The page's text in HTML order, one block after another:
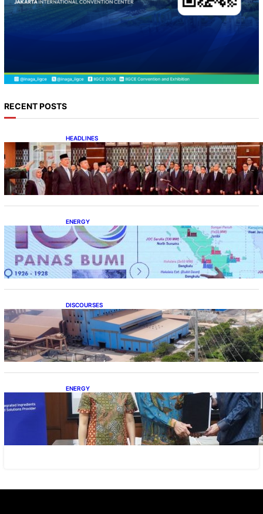
RECENT POSTS
HEADLINES
Lana Saria Dilantik Sebagai Kepala Badan
Geologi
ENERGY
Momentum 100 Tahun Panas Bumi untuk
Akselerasi Pertumbuhan
DISCOURSES
Manfaat Hilirisasi Belum Merata, Pemerintah
Perlu Kaji Ulang Skema DBH
ENERGY
Dukung Operasional, Lautan Luas Perkuat
Implementasi Solusi Energi Terbarukan